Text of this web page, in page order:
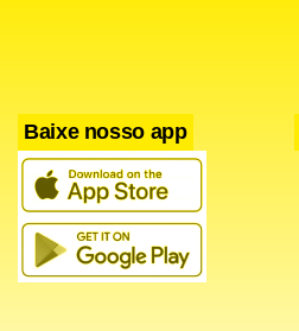
Baixe nosso app